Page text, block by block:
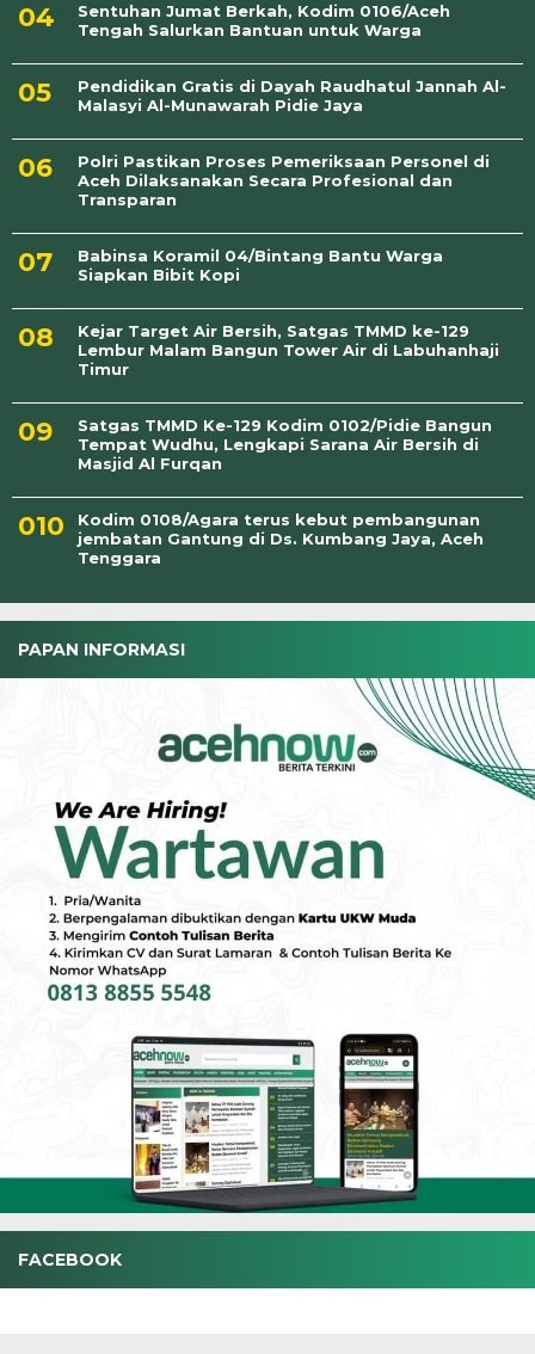
Sentuhan Jumat Berkah, Kodim 0106/Aceh
Tengah Salurkan Bantuan untuk Warga
Pendidikan Gratis di Dayah Raudhatul Jannah Al-
Malasyi Al-Munawarah Pidie Jaya
Polri Pastikan Proses Pemeriksaan Personel di
Aceh Dilaksanakan Secara Profesional dan
Transparan
Babinsa Koramil 04/Bintang Bantu Warga
Siapkan Bibit Kopi
Kejar Target Air Bersih, Satgas TMMD ke-129
Lembur Malam Bangun Tower Air di Labuhanhaji
Timur
Satgas TMMD Ke-129 Kodim 0102/Pidie Bangun
Tempat Wudhu, Lengkapi Sarana Air Bersih di
Masjid Al Furqan
Kodim 0108/Agara terus kebut pembangunan
jembatan Gantung di Ds. Kumbang Jaya, Aceh
Tenggara
PAPAN INFORMASI
FACEBOOK